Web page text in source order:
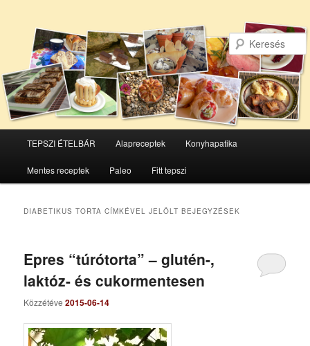
Tovább
az
Tovább
a
TEPSZI ÉTELBÁR Alapreceptek Konyhapatika
Mentes receptek Paleo Fitt tepszi
DIABETIKUS TORTA CÍMKÉVEL JELÖLT BEJEGYZÉSEK
Epres “túrótorta” – glutén-,
laktóz- és cukormentesen
Közzétéve2015-06-14